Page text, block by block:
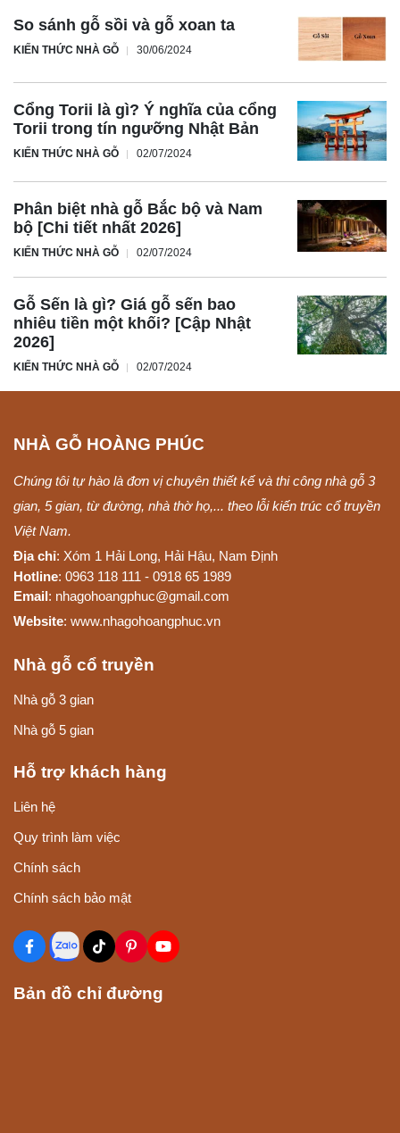
So sánh gỗ sồi và gỗ xoan ta
KIẾN THỨC NHÀ GỖ 30/06/2024
Cổng Torii là gì? Ý nghĩa của cổng
Torii trong tín ngưỡng Nhật Bản
KIẾN THỨC NHÀ GỖ 02/07/2024
Phân biệt nhà gỗ Bắc bộ và Nam
bộ [Chi tiết nhất 2026]
KIẾN THỨC NHÀ GỖ 02/07/2024
Gỗ Sến là gì? Giá gỗ sến bao
nhiêu tiền một khối? [Cập Nhật
2026]
KIẾN THỨC NHÀ GỖ 02/07/2024
NHÀ GỖ HOÀNG PHÚC
Chúng tôi tự hào là đơn vị chuyên thiết kế và thi công nhà gỗ 3
gian, 5 gian, từ đường, nhà thờ họ,... theo lỗi kiến trúc cổ truyền
Việt Nam.
Địa chỉ: Xóm 1 Hải Long, Hải Hậu, Nam Định
Hotline: 0963 118 111 - 0918 65 1989
Email: nhagohoangphuc@gmail.com
Website: www.nhagohoangphuc.vn
Nhà gỗ cổ truyền
Nhà gỗ 3 gian
Nhà gỗ 5 gian
Hỗ trợ khách hàng
Liên hệ
Quy trình làm việc
Chính sách
Chính sách bảo mật
Bản đồ chỉ đường